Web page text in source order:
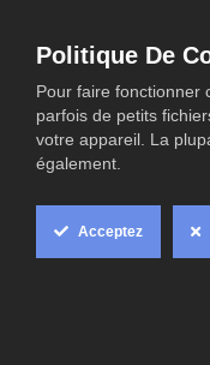
Join our
Politique De
Pour faire fonctionner
parfois de petits
votre appareil. La
également.
Acceptez